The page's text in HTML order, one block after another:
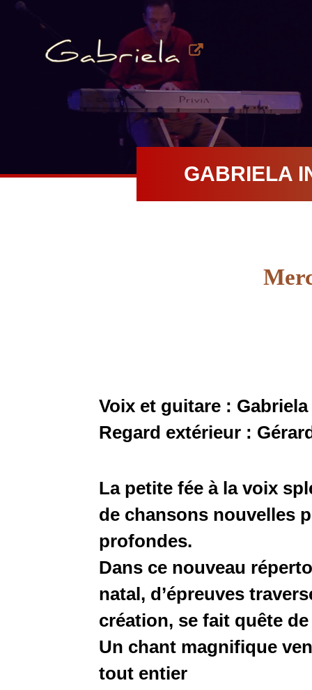
GABRIELA
Voix et guitare :
Regard extérieur :
La petite fée à la voix
de chansons nouvelles
profondes.
Dans ce nouveau
natal, d’épreuves
création, se fait quête
Un chant magnifique
tout entier